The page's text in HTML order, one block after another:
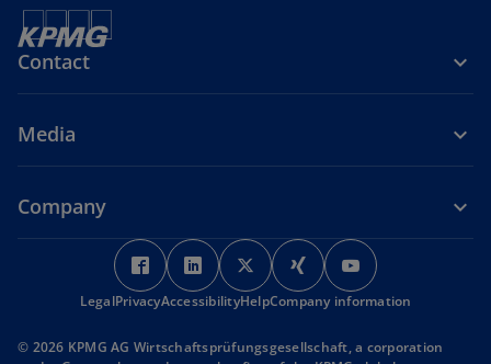
Contact
Media
Company
o
p
e
s
o
p
e
s
o
p
e
s
o
p
e
s
p
e
s
LegalPrivacyAccessibilityHelpCompany information
© 2026 KPMG AG Wirtschaftsprüfungsgesellschaft, a corporation